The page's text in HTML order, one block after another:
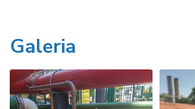
Galeria